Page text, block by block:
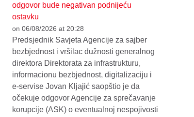
odgovor bude negativan podnijeću
ostavku
on 06/08/2026 at 20:28
Predsjednik Savjeta Agencije za sajber
bezbjednost i vršilac dužnosti generalnog
direktora Direktorata za infrastrukturu,
informacionu bezbjednost, digitalizaciju i
e-servise Jovan Kljajić saopštio je da
očekuje odgovor Agencije za sprečavanje
korupcije (ASK) o eventualnoj nespojivosti